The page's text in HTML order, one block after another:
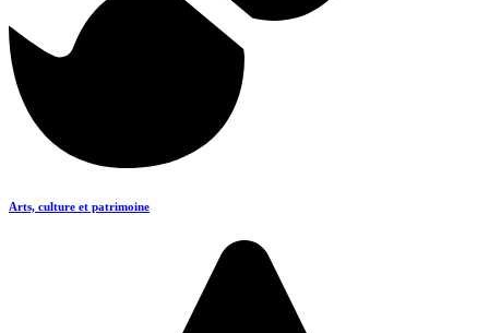
Arts, culture et patrimoine